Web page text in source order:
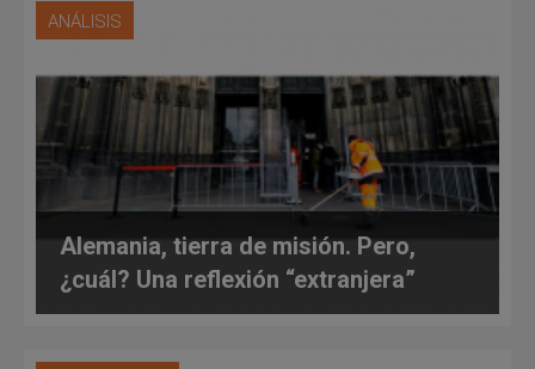
ANÁLISIS
Alemania, tierra de misión. Pero,
¿cuál? Una reflexión “extranjera”